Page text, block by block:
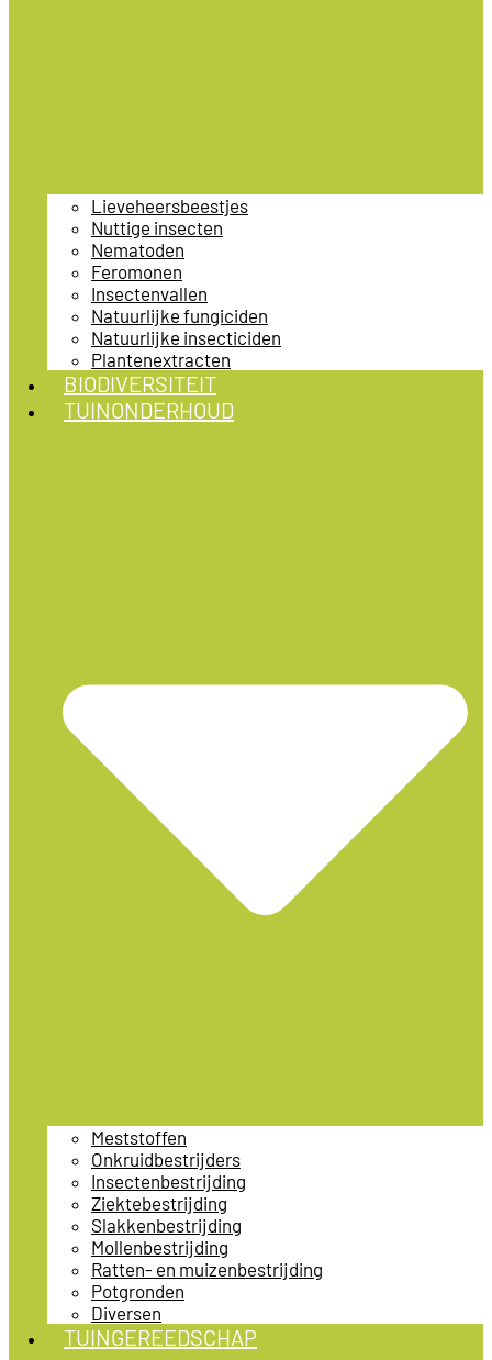
Lieveheersbeestjes
Nuttige insecten
Nematoden
Feromonen
Insectenvallen
Natuurlijke fungiciden
Natuurlijke insecticiden
Plantenextracten
BIODIVERSITEIT
TUINONDERHOUD
Meststoffen
Onkruidbestrijders
Insectenbestrijding
Ziektebestrijding
Slakkenbestrijding
Mollenbestrijding
Ratten- en muizenbestrijding
Potgronden
Diversen
TUINGEREEDSCHAP